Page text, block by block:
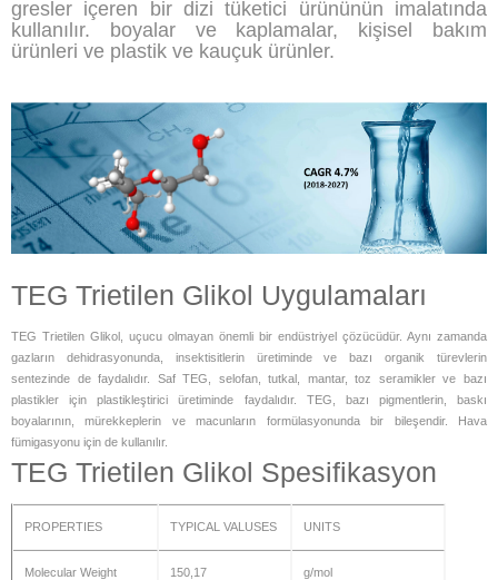
gresler içeren bir dizi tüketici ürününün imalatında
kullanılır. boyalar ve kaplamalar, kişisel bakım
ürünleri ve plastik ve kauçuk ürünler.
TEG Trietilen Glikol Uygulamaları
TEG Trietilen Glikol, uçucu olmayan önemli bir endüstriyel çözücüdür. Aynı zamanda
gazların dehidrasyonunda, insektisitlerin üretiminde ve bazı organik türevlerin
sentezinde de faydalıdır. Saf TEG, selofan, tutkal, mantar, toz seramikler ve bazı
plastikler için plastikleştirici üretiminde faydalıdır. TEG, bazı pigmentlerin, baskı
boyalarının, mürekkeplerin ve macunların formülasyonunda bir bileşendir. Hava
fümigasyonu için de kullanılır.
TEG Trietilen Glikol Spesifikasyon
PROPERTIES TYPICAL VALUSES UNITS
Molecular Weight 150,17 g/mol